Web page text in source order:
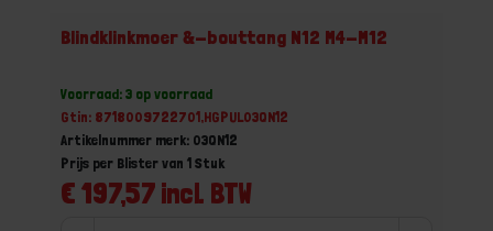
Blindklinkmoer &-bouttang N12 M4-M12
Voorraad: 3 op voorraad
Gtin: 8718009722701,HGPUL03QN12
Artikelnummer merk: 03QN12
€ 197,57 incl. BTW
Prijs per Blister van 1 Stuk